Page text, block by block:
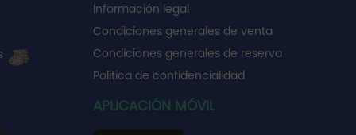
Información legal
Condiciones generales de venta
Condiciones generales de reserva
Política de confidencialidad
APLICACIÓN MÓVIL